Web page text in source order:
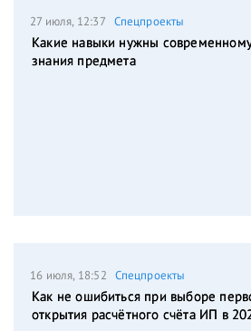
27 июля, 12:37 Спецпроекты
Какие навыки нужны
знания предмета
16 июля, 18:52 Спецпроекты
Как не ошибиться при выборе
открытия расчётного счёта ИП в